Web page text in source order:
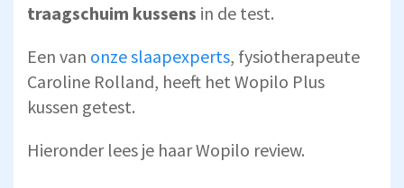
traagschuim kussens in de test.
Een van onze slaapexperts, fysiotherapeute
Caroline Rolland, heeft het Wopilo Plus
kussen getest.
Hieronder lees je haar Wopilo review.